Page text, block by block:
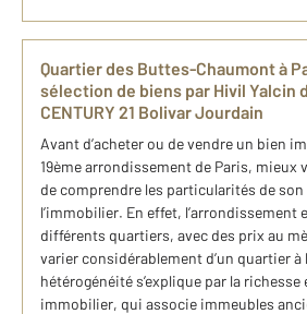
Quartier des Buttes-Chaumont à
sélection de biens par Hivil Yalcin
CENTURY 21 Bolivar Jourdain
Avant d’acheter ou de vendre un bien
19ème arrondissement de Paris, mieux
de comprendre les particularités de son
l’immobilier. En effet, l’arrondissement
différents quartiers, avec des prix au
varier considérablement d’un quartier à
hétérogénéité s’explique par la
immobilier, qui associe immeubles